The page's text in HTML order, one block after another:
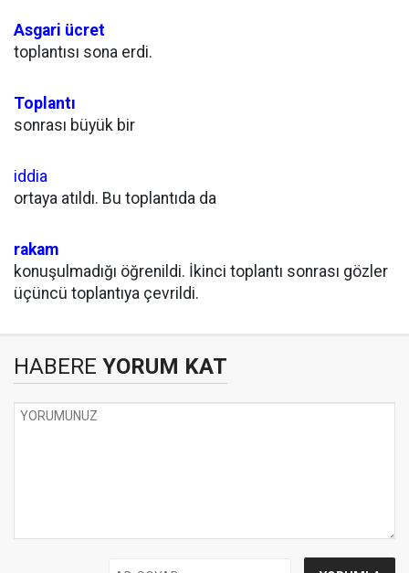
Asgari ücret
toplantısı sona erdi.
Toplantı
sonrası büyük bir
iddia
ortaya atıldı. Bu toplantıda da
rakam
konuşulmadığı öğrenildi. İkinci toplantı sonrası gözler
üçüncü toplantıya çevrildi.
HABERE YORUM KAT